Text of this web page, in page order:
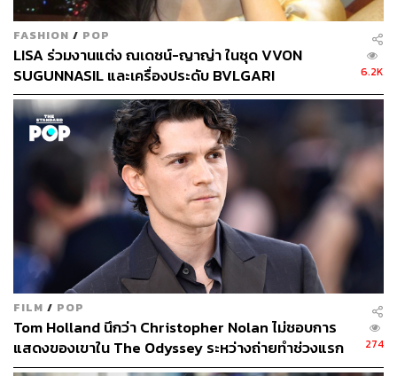
FASHION / POP
LISA ร่วมงานแต่ง ณเดชน์-ญาญ่า ในชุด VVON
SUGUNNASIL และเครื่องประดับ BVLGARI
6.2K
FILM / POP
Tom Holland นึกว่า Christopher Nolan ไม่ชอบการ
แสดงของเขาใน The Odyssey ระหว่างถ่ายทำช่วงแรก
274